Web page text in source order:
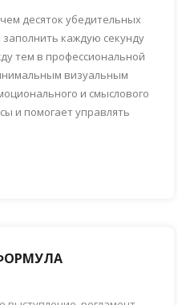
десяток убедительных
каждую секунду
тем в профессиональной
визуальным
и смыслового
и помогает управлять